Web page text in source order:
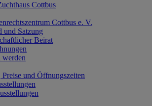
Cottbus
Cottbus e. V.
und Satzung
Beirat
und Öffnungszeiten